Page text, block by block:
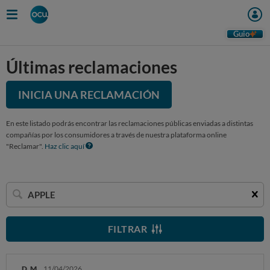
Guio
Últimas reclamaciones
INICIA UNA RECLAMACIÓN
En este listado podrás encontrar las reclamaciones públicas enviadas a distintas
compañías por los consumidores a través de nuestra plataforma online
"Reclamar". Haz clic aquí
Buscar
una
empresa
FILTRAR